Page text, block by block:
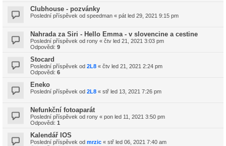
Clubhouse - pozvánky
Poslední příspěvek od speedman « pát led 29, 2021 9:15 pm
Nahrada za Siri - Hello Emma - v slovencine a cestine
Poslední příspěvek od rony « čtv led 21, 2021 3:03 pm
Odpovědi: 9
Stocard
Poslední příspěvek od 2L8 « čtv led 21, 2021 2:24 pm
Odpovědi: 6
Eneko
Poslední příspěvek od 2L8 « stř led 13, 2021 7:26 pm
Nefunkční fotoaparát
Poslední příspěvek od rony « pon led 11, 2021 3:50 pm
Odpovědi: 1
Kalendář IOS
Poslední příspěvek od mrzic « stř led 06, 2021 7:40 am